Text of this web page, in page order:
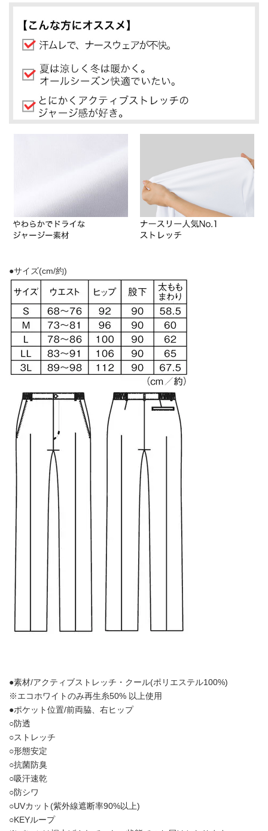
●サイズ(cm/約)
●素材/アクティブストレッチ・クール(ポリエステル100%)
※エコホワイトのみ再生糸50% 以上使用
●ポケット位置/前両脇、右ヒップ
○防透
○ストレッチ
○形態安定
○抗菌防臭
○吸汗速乾
○防シワ
○UVカット(紫外線遮断率90%以上)
○KEYループ